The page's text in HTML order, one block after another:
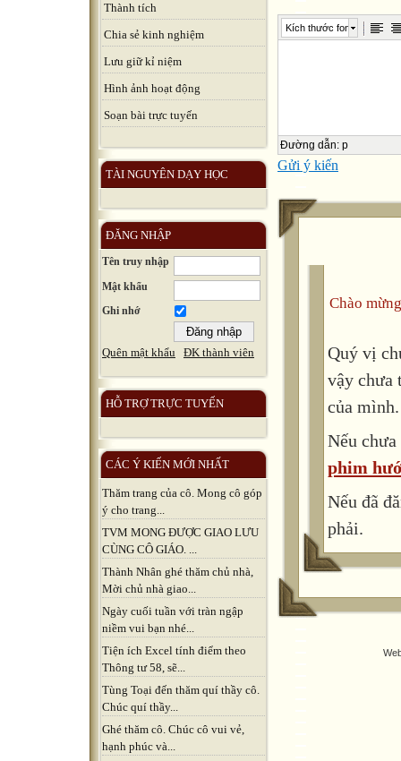
Thành tích
Chia sẻ kinh nghiệm
Lưu giữ kỉ niệm
Hình ảnh hoạt động
Soạn bài trực tuyến
TÀI NGUYÊN DẠY HỌC
ĐĂNG NHẬP
Tên truy nhập
Mật khẩu
Ghi nhớ
Quên mật khẩu ĐK thành viên
HỖ TRỢ TRỰC TUYẾN
CÁC Ý KIẾN MỚI NHẤT
Thăm trang của cô. Mong cô góp
ý cho trang...
TVM MONG ĐƯỢC GIAO LƯU
CÙNG CÔ GIÁO. ...
Thành Nhân ghé thăm chủ nhà,
Mời chủ nhà giao...
Ngày cuối tuần với tràn ngập
niềm vui bạn nhé...
Tiện ích Excel tính điểm theo
Thông tư 58, sẽ...
Tùng Toại đến thăm quí thầy cô.
Chúc quí thầy...
Ghé thăm cô. Chúc cô vui vẻ,
hạnh phúc và...
Kích thước font
Đường dẫn: p
Gửi ý kiến
Chào
Quý vị
vậy chưa
của mình.
Nếu
phim
Nếu đã
phải.